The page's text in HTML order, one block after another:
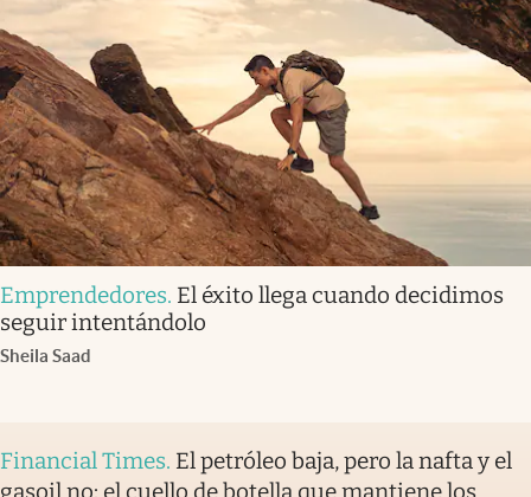
Emprendedores. El éxito llega cuando decidimos
seguir intentándolo
Sheila Saad
Financial Times. El petróleo baja, pero la nafta y el